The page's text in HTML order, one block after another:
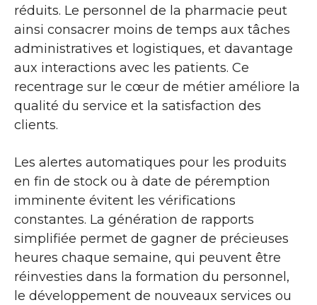
réduits. Le personnel de la pharmacie peut
ainsi consacrer moins de temps aux tâches
administratives et logistiques, et davantage
aux interactions avec les patients. Ce
recentrage sur le cœur de métier améliore la
qualité du service et la satisfaction des
clients.
Les alertes automatiques pour les produits
en fin de stock ou à date de péremption
imminente évitent les vérifications
constantes. La génération de rapports
simplifiée permet de gagner de précieuses
heures chaque semaine, qui peuvent être
réinvesties dans la formation du personnel,
le développement de nouveaux services ou